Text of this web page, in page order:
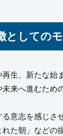
としての
生、新たな始
来へ進むため
意志を感じさ
た朝」などの